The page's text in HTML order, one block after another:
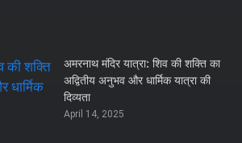
अमरनाथ मंदिर यात्रा: शिव की शक्ति का
अद्वितीय अनुभव और धार्मिक यात्रा की
दिव्यता
April 14, 2025